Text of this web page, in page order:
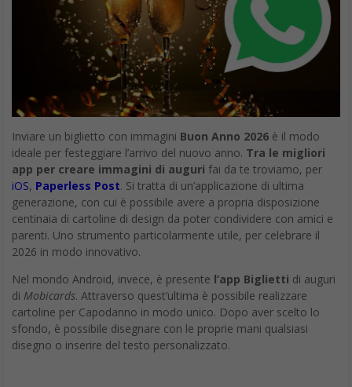
Inviare un biglietto con immagini Buon Anno 2026 è il modo
ideale per festeggiare l’arrivo del nuovo anno. Tra le migliori
app per creare immagini di auguri fai da te troviamo, per
iOS, Paperless Post. Si tratta di un’applicazione di ultima
generazione, con cui è possibile avere a propria disposizione
centinaia di cartoline di design da poter condividere con amici e
parenti. Uno strumento particolarmente utile, per celebrare il
2026 in modo innovativo.
Nel mondo Android, invece, è presente l’app Biglietti di auguri
di Mobicards. Attraverso quest’ultima è possibile realizzare
cartoline per Capodanno in modo unico. Dopo aver scelto lo
sfondo, è possibile disegnare con le proprie mani qualsiasi
disegno o inserire del testo personalizzato.